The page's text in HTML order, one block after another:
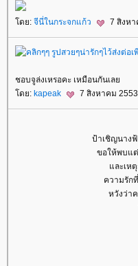
ดย: จีนี่ในกระจกแก้ว 7 สิงห
ชอบจูล่งเหรอคะ เหมือนกันเล
ดย: kapeak 7 สิงหาคม
ป้าเชิญนาง
ขอให้พบแ
ละเหตุ
ความรัก
หวังว่า